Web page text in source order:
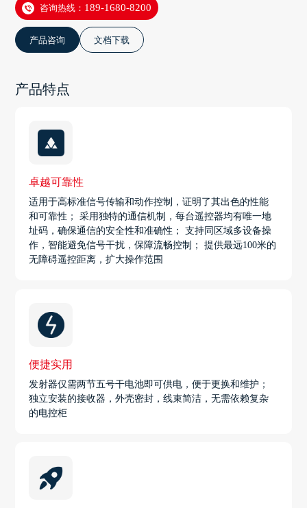
咨询热线： 189-1680-8200
产品咨询 文档下载
产品特点
卓越可靠性
适用于高标准信号传输和动作控制，证明了其出色的性能
和可靠性； 采用独特的通信机制，每台遥控器均有唯一地
址码，确保通信的安全性和准确性； 支持同区域多设备操
作，智能避免信号干扰，保障流畅控制； 提供最远100米的
无障碍遥控距离，扩大操作范围
便捷实用
发射器仅需两节五号干电池即可供电，便于更换和维护；
独立安装的接收器，外壳密封，线束简洁，无需依赖复杂
的电控柜